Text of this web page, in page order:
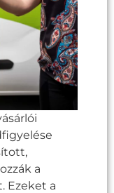
a
Ezeket a